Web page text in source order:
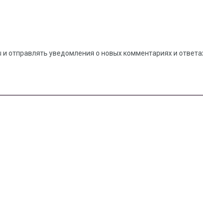
отправлять уведомления о новых комментариях и